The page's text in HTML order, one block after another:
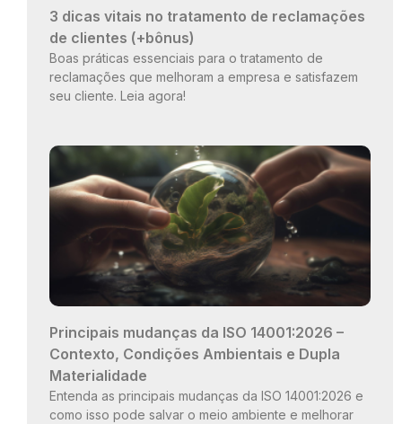
3 dicas vitais no tratamento de reclamações
de clientes (+bônus)
Boas práticas essenciais para o tratamento de
reclamações que melhoram a empresa e satisfazem
seu cliente. Leia agora!
Principais mudanças da ISO 14001:2026 –
Contexto, Condições Ambientais e Dupla
Materialidade
Entenda as principais mudanças da ISO 14001:2026 e
como isso pode salvar o meio ambiente e melhorar